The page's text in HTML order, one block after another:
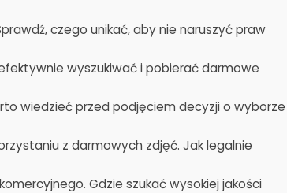
czego unikać, aby nie naruszyć praw
wyszukiwać i pobierać darmowe
wiedzieć przed podjęciem decyzji o wyborze
z darmowych zdjęć. Jak legalnie
Gdzie szukać wysokiej jakości